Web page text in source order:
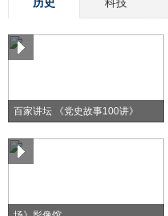
历史 科技
百家讲坛 《党史故事100讲》